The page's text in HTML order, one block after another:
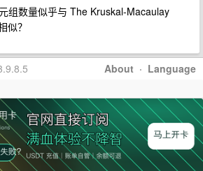
组数量似乎与 The Kruskal-Macaulay
似？
About · Language